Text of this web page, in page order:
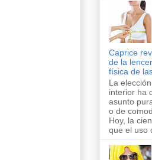
Caprice
de la
física de
La
interior ha
asunto
o de
Hoy, la
que el uso